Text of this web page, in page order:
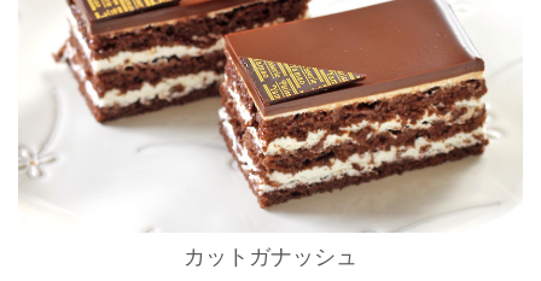
カットガナッシュ